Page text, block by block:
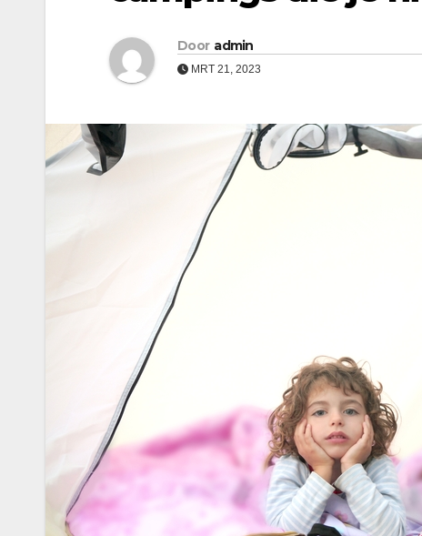
Door admin
MRT 21, 2023